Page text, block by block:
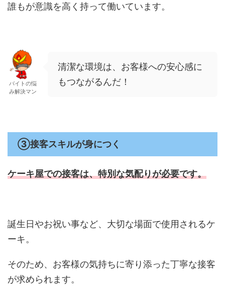
誰もが意識を高く持って働いています。
バイトの悩
み解決マン
清潔な環境は、お客様への安心感に
もつながるんだ！
③接客スキルが身につく
ケーキ屋での接客は、特別な気配りが必要です。
誕生日やお祝い事など、大切な場面で使用されるケ
ーキ。
そのため、お客様の気持ちに寄り添った丁寧な接客
が求められます。